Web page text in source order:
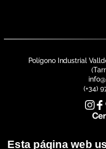
Esta página web
Polígono Industrial
(+34)